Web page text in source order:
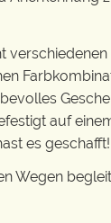
auf
es
Wegen